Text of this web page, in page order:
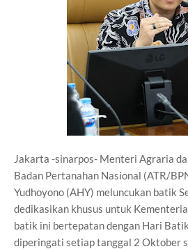
Jakarta -sinarpos- Menteri Agraria
Badan Pertanahan Nasional (ATR/
Yudhoyono (AHY) meluncukan batik
dedikasikan khusus untuk
batik ini bertepatan dengan Hari
diperingati setiap tanggal 2 Oktober